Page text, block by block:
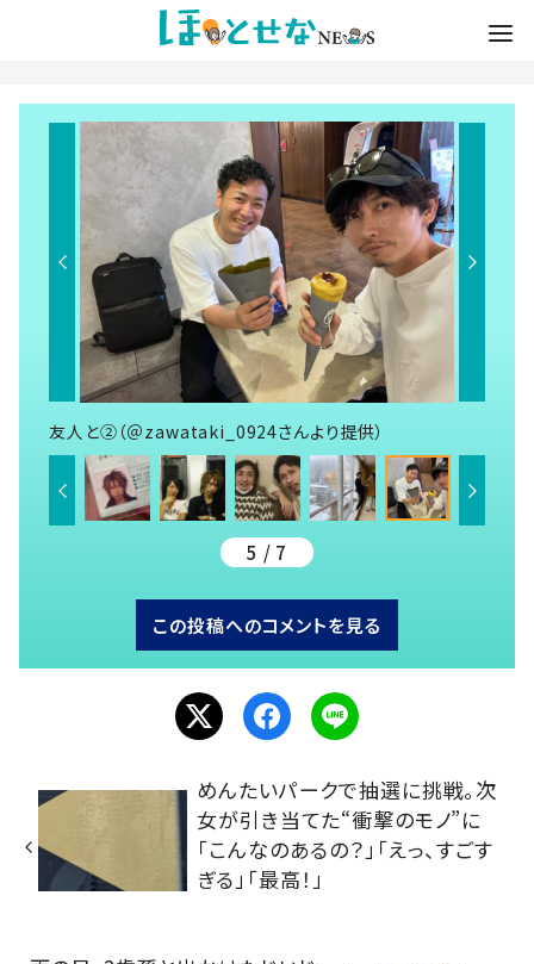
友人と②（＠zawataki_0924さんより提供）
5 / 7
この投稿へのコメントを見る
めんたいパークで抽選に挑戦。次
女が引き当てた“衝撃のモノ”に
「こんなのあるの？」「えっ、すごす
ぎる」「最高！」